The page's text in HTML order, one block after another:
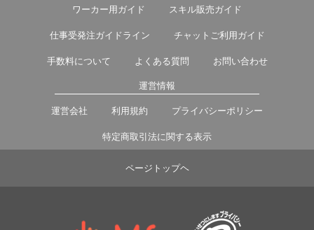
ワーカー用ガイド スキル販売ガイド
仕事受発注ガイドライン チャットご利用ガイド
手数料について よくある質問 お問い合わせ
運営情報
運営会社 利用規約 プライバシーポリシー
特定商取引法に関する表示
ページトップヘ